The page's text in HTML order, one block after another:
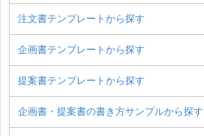
注文書テンプレートから探す
企画書テンプレートから探す
提案書テンプレートから探す
企画書・提案書の書き方サンプルから探す